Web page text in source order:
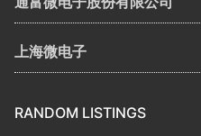
上海微电子
RANDOM LISTINGS